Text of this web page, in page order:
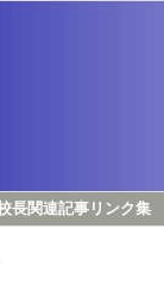
長関連記事リンク集